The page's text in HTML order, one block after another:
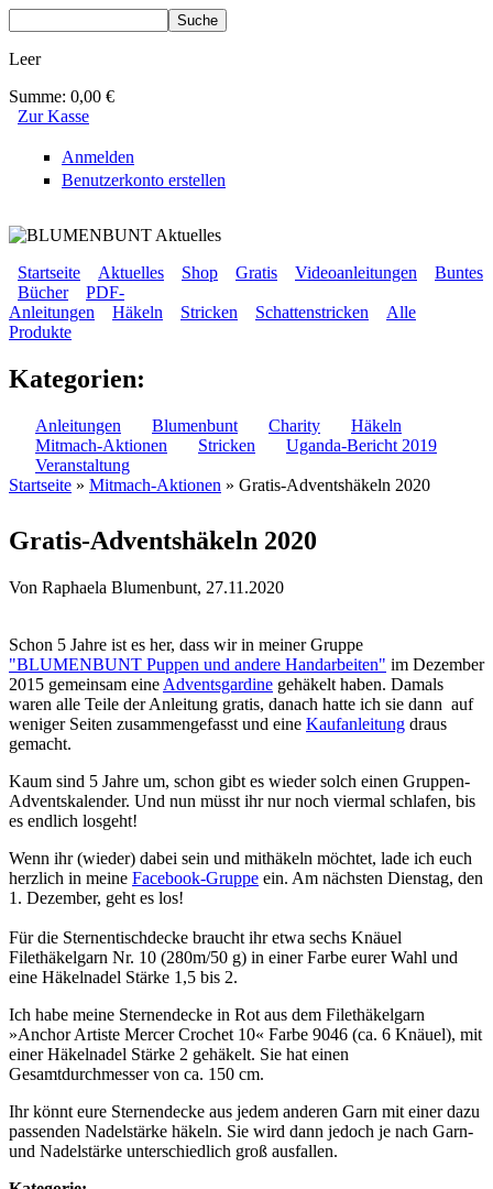
Leer
Summe: 0,00 €
Zur Kasse
Anmelden
Benutzerkonto erstellen
BLUMENBUNT VERLAG
Sekundärmenü
Startseite Aktuelles Shop Gratis Videoanleitungen Buntes
Hauptmenü
Bücher
PDF-
Anleitungen
Häkeln Stricken Schattenstricken
Alle
Produkte
Kategorien:
Anleitungen Blumenbunt Charity
Häkeln
Mitmach-Aktionen
Stricken
Uganda-Bericht 2019
Veranstaltung
Startseite » Mitmach-Aktionen » Gratis-Adventshäkeln 2020
Gratis-Adventshäkeln 2020
Von Raphaela Blumenbunt, 27.11.2020
Schon 5 Jahre ist es her, dass wir in meiner Gruppe
"BLUMENBUNT Puppen und andere Handarbeiten" im Dezember
2015 gemeinsam eine Adventsgardine gehäkelt haben. Damals
waren alle Teile der Anleitung gratis, danach hatte ich sie dann auf
weniger Seiten zusammengefasst und eine Kaufanleitung draus
gemacht.
Kaum sind 5 Jahre um, schon gibt es wieder solch einen Gruppen-
Adventskalender. Und nun müsst ihr nur noch viermal schlafen, bis
es endlich losgeht!
Wenn ihr (wieder) dabei sein und mithäkeln möchtet, lade ich euch
herzlich in meine Facebook-Gruppe ein. Am nächsten Dienstag, den
1. Dezember, geht es los!
Für die Sternentischdecke braucht ihr etwa sechs Knäuel
Filethäkelgarn Nr. 10 (280m/50 g) in einer Farbe eurer Wahl und
eine Häkelnadel Stärke 1,5 bis 2.
Ich habe meine Sternendecke in Rot aus dem Filethäkelgarn
»Anchor Artiste Mercer Crochet 10« Farbe 9046 (ca. 6 Knäuel), mit
einer Häkelnadel Stärke 2 gehäkelt. Sie hat einen
Gesamtdurchmesser von ca. 150 cm.
Ihr könnt eure Sternendecke aus jedem anderen Garn mit einer dazu
passenden Nadelstärke häkeln. Sie wird dann jedoch je nach Garn-
und Nadelstärke unterschiedlich groß ausfallen.